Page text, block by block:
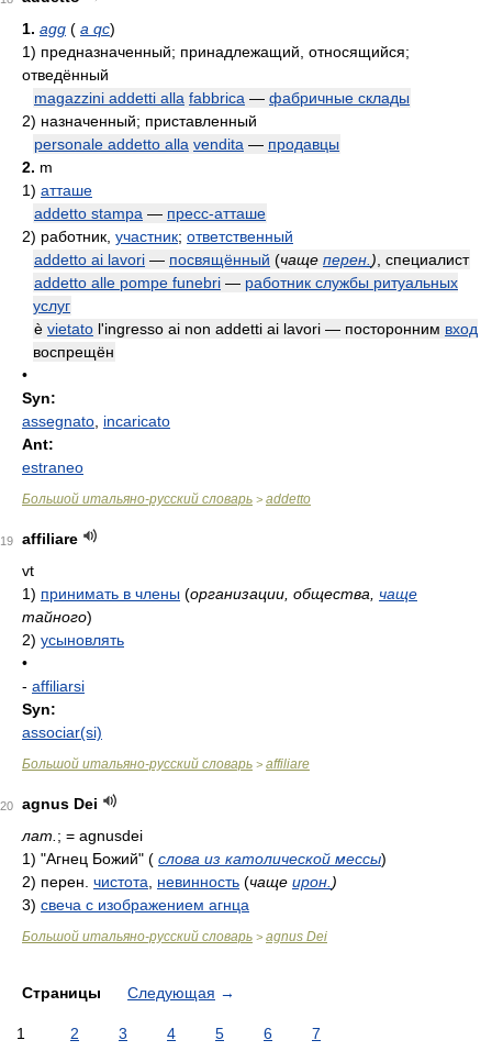
1. agg ( a qc)
1) предназначенный; принадлежащий, относящийся;
отведённый
magazzini addetti alla fabbrica — фабричные склады
2) назначенный; приставленный
personale addetto alla vendita — продавцы
2. m
1) атташе
addetto stampa — пресс-атташе
2) работник, участник; ответственный
addetto ai lavori — посвящённый (чаще перен. ) , специалист
addetto alle pompe funebri — работник службы ритуальных
услуг
è vietato l'ingresso ai non addetti ai lavori — посторонним вход
воспрещён
•
Syn:
assegnato incaricato
Ant:
estraneo
Большой итальяно-русский словарь > addetto
19
affiliare
vt
1) принимать в члены (организации, общества, чаще
тайного)
2) усыновлять
•
- affiliarsi
Syn:
associar(si)
Большой итальяно-русский словарь > affiliare
20
agnus Dei
лат. ; = agnusdei
1) "Агнец Божий" ( слова из католической мессы)
2) перен. чистота невинность (чаще ирон. )
3) свеча с изображением агнца
Большой итальяно-русский словарь > agnus Dei
Страницы Следующая →
1 2 3 4 5 6 7